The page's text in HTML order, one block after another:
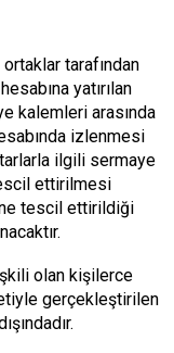
tarafından
yatırılan
kalemleri arasında
izlenmesi
ilgili sermaye
ettirilmesi
tescil ettirildiği
olan kişilerce
gerçekleştirilen